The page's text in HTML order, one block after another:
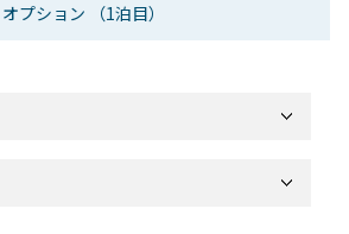
オプション （1泊目）